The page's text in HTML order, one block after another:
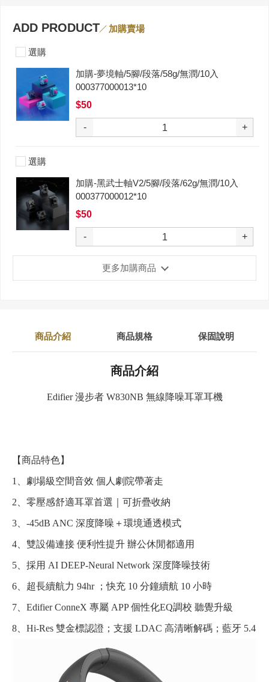
ADD PRODUCT 加購賣場
選購
加購-夢境軸/5腳/段落/58g/無潤/10入
000377000013*10
$50
- +
選購
加購-黑武士軸V2/5腳/段落/62g/無潤/10入
000377000012*10
$50
- +
更多加購商品
商品介紹 商品規格 保固說明
商品介紹
Edifier 漫步者 W830NB 無線降噪耳罩耳機
【商品特色】
1、劇場級空間音效 個人劇院帶著走
2、零壓感舒適耳罩首選｜可折疊收納
3、-45dB ANC 深度降噪＋環境通透模式
4、雙設備連接 便利性提升 辦公休閒都適用
5、採用 AI DEEP-Neural Network 深度降噪技術
6、超長續航力 94hr ；快充 10 分鐘續航 10 小時
7、Edifier ConneX 專屬 APP 個性化EQ調校 聽覺升級
8、Hi-Res 雙金標認證；支援 LDAC 高清晰解碼；藍牙 5.4